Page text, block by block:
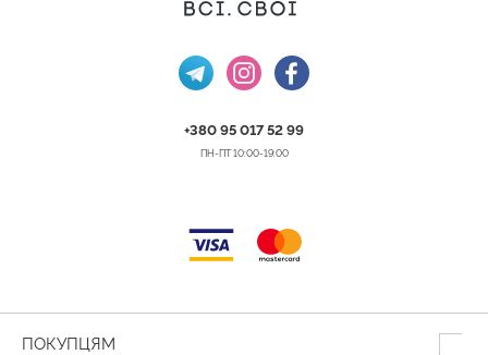
+380 95 017 52 99
ПН-ПТ 10:00-19:00
ПОКУПЦЯМ